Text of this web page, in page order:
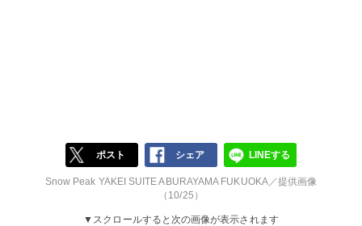
ポスト シェア LINEする
Snow Peak YAKEI SUITE ABURAYAMA FUKUOKA／提供画像
（10/25）
▼スクロールすると次の画像が表示されます